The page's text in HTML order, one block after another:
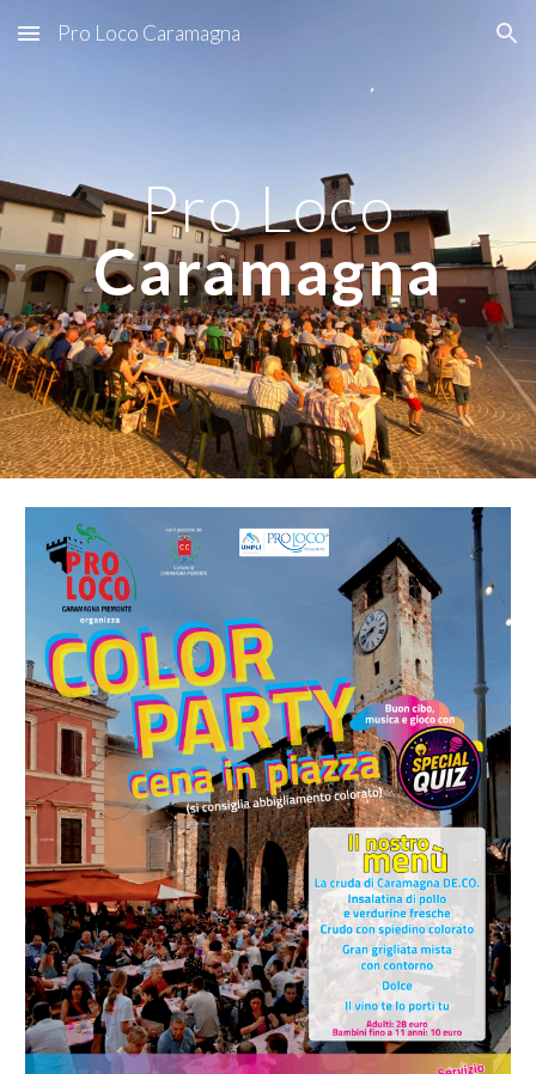
Skip to main content Skip to navigation
Pro Loco Caramagna
Pro Loco
Caramagna